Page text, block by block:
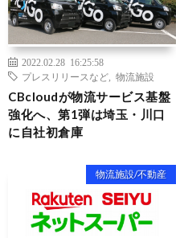
2022.02.28 16:25:58
プレスリリースなど
物流施設
CBcloudが物流サービス基盤
強化へ、第1弾は埼玉・川口
に自社初倉庫
物流施設/不動産